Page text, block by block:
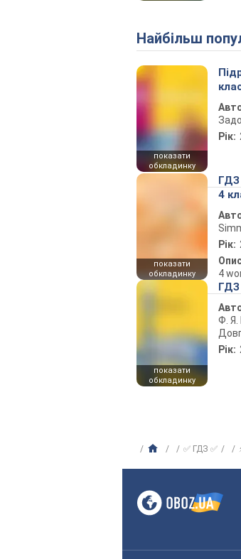
Найбільш
показати
обкладинку
Рік:
показати
обкладинку
ГДЗ
4
Рік:
4
показати
обкладинку
ГДЗ
Ф. Я.
Рік:
✅ ГДЗ ✅